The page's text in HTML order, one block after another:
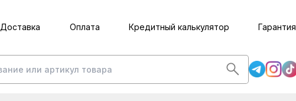
Доставка Оплата Кредитный калькулятор Гарантия